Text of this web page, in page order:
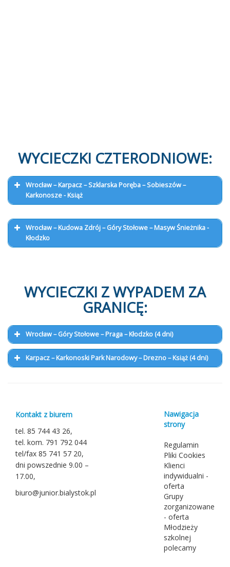
WYCIECZKI CZTERODNIOWE:
Wrocław – Karpacz – Szklarska Poręba – Sobieszów –
Karkonosze - Książ
Wrocław – Kudowa Zdrój – Góry Stołowe – Masyw Śnieżnika -
Kłodzko
WYCIECZKI Z WYPADEM ZA
GRANICĘ:
Wrocław – Góry Stołowe – Praga – Kłodzko (4 dni)
Karpacz – Karkonoski Park Narodowy – Drezno – Książ (4 dni)
Kontakt z biurem
tel. 85 744 43 26,
tel. kom. 791 792 044
tel/fax 85 741 57 20,
dni powszednie 9.00 –
17.00,
biuro@junior.bialystok.pl
Nawigacja
strony
Regulamin
Pliki Cookies
Klienci
indywidualni -
oferta
Grupy
zorganizowane
- oferta
Młodzieży
szkolnej
polecamy